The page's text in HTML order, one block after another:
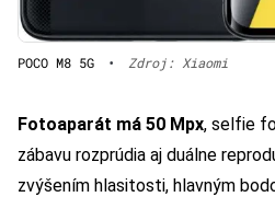
POCO M8 5G • Zdroj: Xiaomi
Fotoaparát má 50 Mpx, selfie
zábavu rozprúdia aj duálne
zvýšením hlasitosti, hlavným